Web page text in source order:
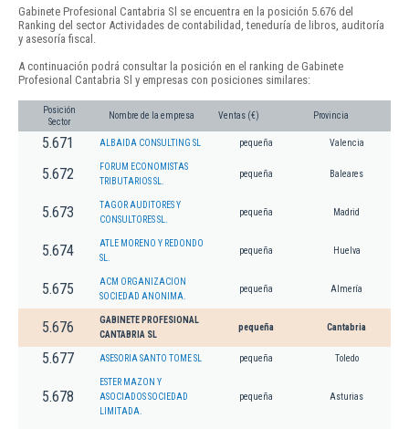
Gabinete Profesional Cantabria Sl se encuentra en la posición 5.676 del
Ranking del sector Actividades de contabilidad, teneduría de libros, auditoría
y asesoría fiscal.
A continuación podrá consultar la posición en el ranking de Gabinete
Profesional Cantabria Sl y empresas con posiciones similares:
Posición
Sector
Nombre de la empresa Ventas (€) Provincia
5.671 ALBAIDA CONSULTING SL pequeña Valencia
5.672
FORUM ECONOMISTAS
TRIBUTARIOS SL.
pequeña Baleares
5.673
TAGOR AUDITORES Y
CONSULTORES SL.
pequeña Madrid
5.674
ATLE MORENO Y REDONDO
SL.
pequeña Huelva
5.675
ACM ORGANIZACION
SOCIEDAD ANONIMA.
pequeña Almería
5.676
GABINETE PROFESIONAL
CANTABRIA SL
pequeña Cantabria
5.677 ASESORIA SANTO TOME SL pequeña Toledo
5.678
ESTER MAZON Y
ASOCIADOS SOCIEDAD
LIMITADA.
pequeña Asturias